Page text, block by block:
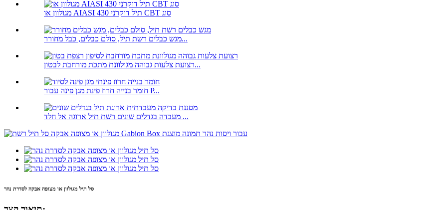
מגולוון או AIASI 430 תיל דוקרני CBT סוג
מגש כבלים רשת תיל, סולם כבלים, כבל מחורר...
רצועת צלעות גבוהה מגולוונת מתכת מורחבת לבטון...
חומר בנייה חרוז פינת מגן פינה עבור P...
מעבדה בגדלים שונים רשת תיל ארוגה אל חלד ...
סל תיל מגולוון או מצופה אבקה לסדרת נהר